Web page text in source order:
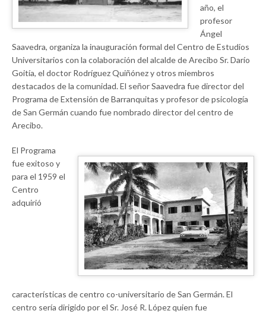
año, el
profesor
Ángel
Saavedra, organiza la inauguración formal del Centro de Estudios
Universitarios con la colaboración del alcalde de Arecibo Sr. Darío
Goitía, el doctor Rodríguez Quiñónez y otros miembros
destacados de la comunidad. El señor Saavedra fue director del
Programa de Extensión de Barranquitas y profesor de psicología
de San Germán cuando fue nombrado director del centro de
Arecibo.
El Programa
fue exitoso y
para el 1959 el
Centro
adquirió
características de centro co-universitario de San Germán. El
centro sería dirigido por el Sr. José R. López quien fue